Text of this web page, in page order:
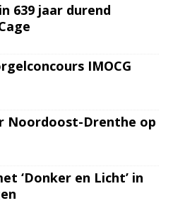
639 jaar durend
IMOCG
Noordoost-Drenthe op
‘Donker en Licht’ in